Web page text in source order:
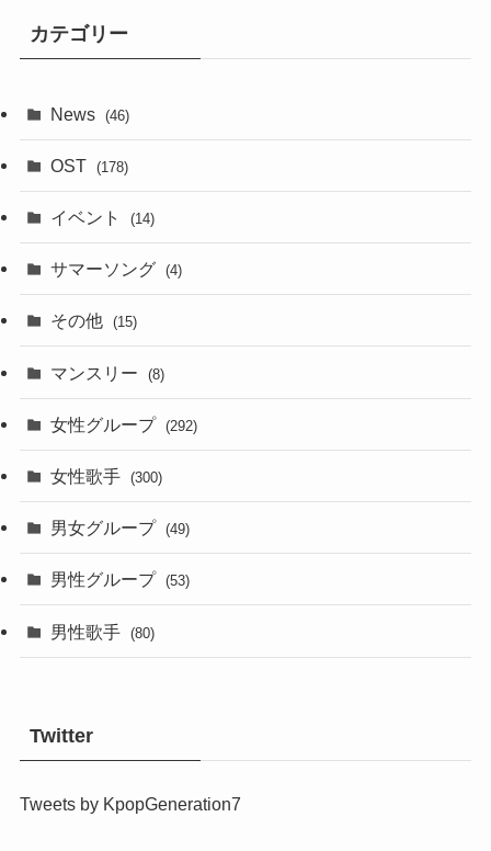
カテゴリー
News (46)
OST (178)
イベント (14)
サマーソング (4)
その他 (15)
マンスリー (8)
女性グループ (292)
女性歌手 (300)
男女グループ (49)
男性グループ (53)
男性歌手 (80)
Twitter
Tweets by KpopGeneration7